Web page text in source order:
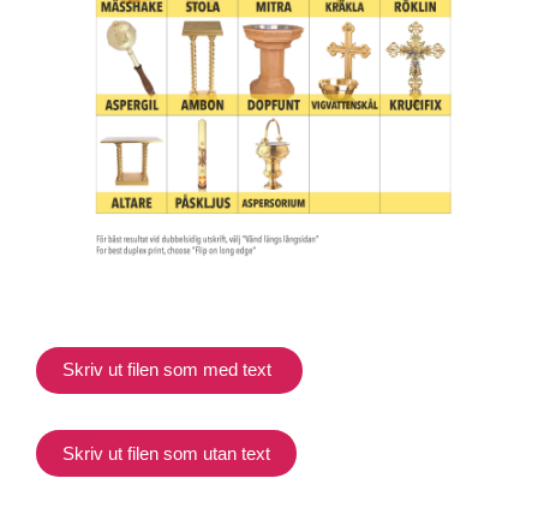
Skriv ut filen som med text
Skriv ut filen som utan text